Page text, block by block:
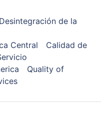
Desintegración de la
Central
Calidad de
Quality of